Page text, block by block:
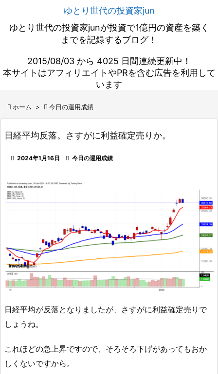
ゆとり世代の投資家jun
ゆとり世代の投資家junが投資で1億円の資産を築く
までを記録するブログ！
2015/08/03 から 4025 日間連続更新中！
本サイトはアフィリエイトやPRを含む広告を利用して
います
 ホーム >  今日の運用成績
日経平均反落。さすがに利益確定売りか。
 2024年1月16日  今日の運用成績
日経平均が反落となりましたが、さすがに利益確定売りで
しょうね。
これほどの急上昇ですので、そろそろ下げがあってもおか
しくないですから。